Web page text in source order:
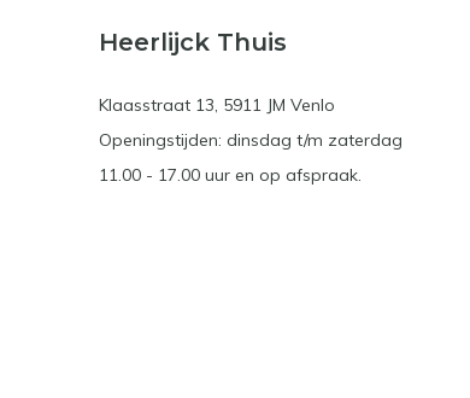
Heerlijck Thuis
Klaasstraat 13, 5911 JM Venlo
Openingstijden: dinsdag t/m zaterdag
11.00 - 17.00 uur en op afspraak.